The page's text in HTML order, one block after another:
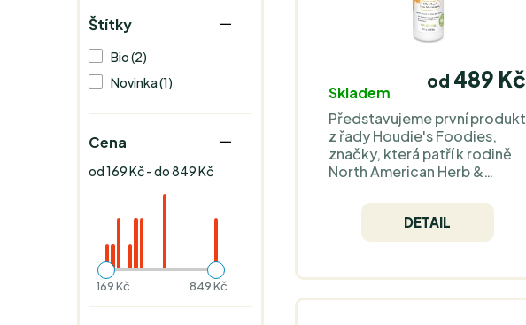
Štítky
Bio (2)
Novinka (1)
Cena
od 169 Kč - do 849 Kč
169 Kč 849 Kč
Skladem
od 489 Kč
Představujeme první produkt
z řady Houdie's Foodies,
značky, která patří k rodině
North American Herb &
přesto zvířátkům příjemný
repelent proti blechám,
klíšťatům a jiným parazitům.
DETAIL